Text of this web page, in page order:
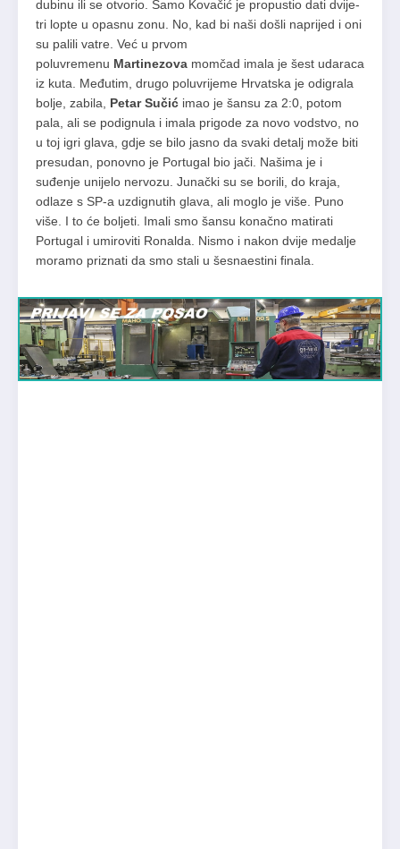
dubinu ili se otvorio. Samo Kovačić je propustio dati dvije-
tri lopte u opasnu zonu. No, kad bi naši došli naprijed i oni
su palili vatre. Već u prvom
poluvremenu Martinezova momčad imala je šest udaraca
iz kuta. Međutim, drugo poluvrijeme Hrvatska je odigrala
bolje, zabila, Petar Sučić imao je šansu za 2:0, potom
pala, ali se podignula i imala prigode za novo vodstvo, no
u toj igri glava, gdje se bilo jasno da svaki detalj može biti
presudan, ponovno je Portugal bio jači. Našima je i
suđenje unijelo nervozu. Junački su se borili, do kraja,
odlaze s SP-a uzdignutih glava, ali moglo je više. Puno
više. I to će boljeti. Imali smo šansu konačno matirati
Portugal i umiroviti Ronalda. Nismo i nakon dvije medalje
moramo priznati da smo stali u šesnaestini finala.